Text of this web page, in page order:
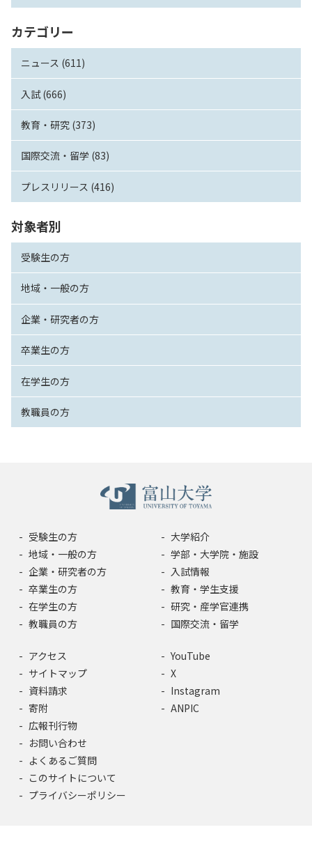
カテゴリー
ニュース (611)
入試 (666)
教育・研究 (373)
国際交流・留学 (83)
プレスリリース (416)
対象者別
受験生の方
地域・一般の方
企業・研究者の方
卒業生の方
在学生の方
教職員の方
受験生の方
地域・一般の方
企業・研究者の方
卒業生の方
在学生の方
教職員の方
大学紹介
学部・大学院・施設
入試情報
教育・学生支援
研究・産学官連携
国際交流・留学
アクセス
サイトマップ
資料請求
寄附
広報刊行物
お問い合わせ
よくあるご質問
このサイトについて
プライバシーポリシー
YouTube
X
Instagram
ANPIC